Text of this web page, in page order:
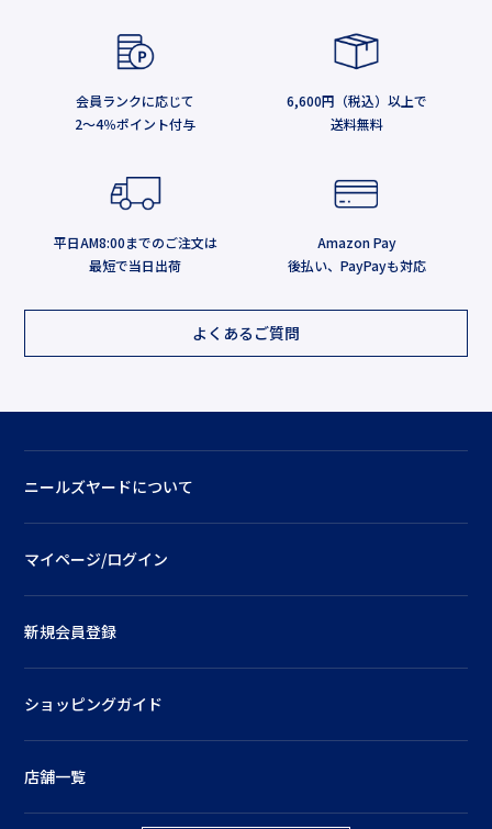
会員ランクに応じて
2～4％ポイント付与
6,600円（税込）以上で
送料無料
平日AM8:00までのご注文は
最短で当日出荷
Amazon Pay
後払い、PayPayも対応
よくあるご質問
ニールズヤードについて
マイページ/ログイン
新規会員登録
ショッピングガイド
店舗一覧